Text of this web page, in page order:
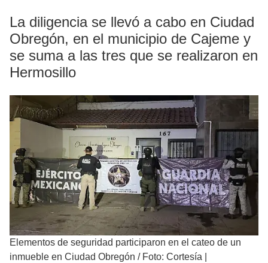
La diligencia se llevó a cabo en Ciudad
Obregón, en el municipio de Cajeme y
se suma a las tres que se realizaron en
Hermosillo
Elementos de seguridad participaron en el cateo de un
inmueble en Ciudad Obregón / Foto: Cortesía |